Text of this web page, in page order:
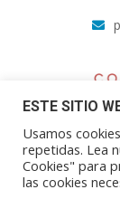
ESTE SITIO
Usamos
repetidas. Lea
Cookies" para
las cookies